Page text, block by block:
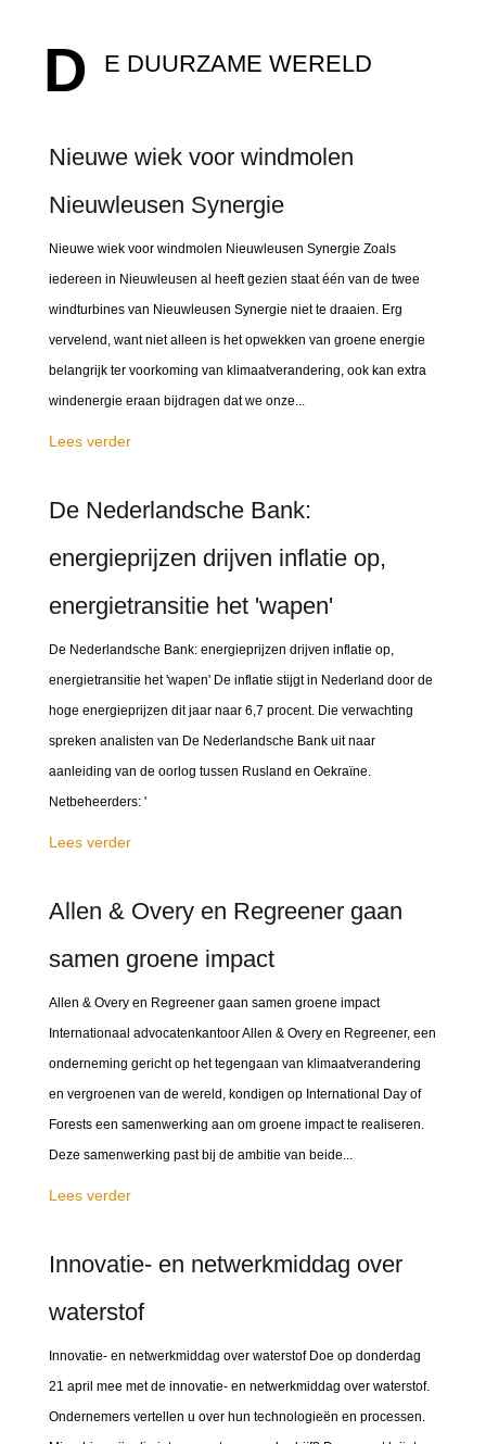
D E DUURZAME WERELD
Nieuwe wiek voor windmolen
Nieuwleusen Synergie
Nieuwe wiek voor windmolen Nieuwleusen Synergie Zoals
iedereen in Nieuwleusen al heeft gezien staat één van de twee
windturbines van Nieuwleusen Synergie niet te draaien. Erg
vervelend, want niet alleen is het opwekken van groene energie
belangrijk ter voorkoming van klimaatverandering, ook kan extra
windenergie eraan bijdragen dat we onze...
Lees verder
De Nederlandsche Bank:
energieprijzen drijven inflatie op,
energietransitie het 'wapen'
De Nederlandsche Bank: energieprijzen drijven inflatie op,
energietransitie het 'wapen' De inflatie stijgt in Nederland door de
hoge energieprijzen dit jaar naar 6,7 procent. Die verwachting
spreken analisten van De Nederlandsche Bank uit naar
aanleiding van de oorlog tussen Rusland en Oekraïne.
Netbeheerders: '
Lees verder
Allen & Overy en Regreener gaan
samen groene impact
Allen & Overy en Regreener gaan samen groene impact
Internationaal advocatenkantoor Allen & Overy en Regreener, een
onderneming gericht op het tegengaan van klimaatverandering
en vergroenen van de wereld, kondigen op International Day of
Forests een samenwerking aan om groene impact te realiseren.
Deze samenwerking past bij de ambitie van beide...
Lees verder
Innovatie- en netwerkmiddag over
waterstof
Innovatie- en netwerkmiddag over waterstof Doe op donderdag
21 april mee met de innovatie- en netwerkmiddag over waterstof.
Ondernemers vertellen u over hun technologieën en processen.